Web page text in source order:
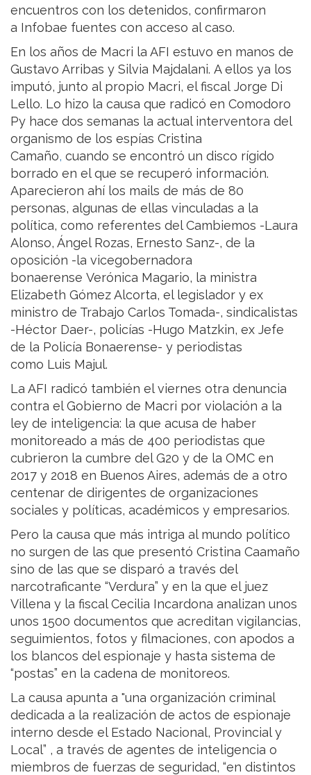
encuentros con los detenidos, confirmaron
a Infobae fuentes con acceso al caso.
En los años de Macri la AFI estuvo en manos de
Gustavo Arribas y Silvia Majdalani. A ellos ya los
imputó, junto al propio Macri, el fiscal Jorge Di
Lello. Lo hizo la causa que radicó en Comodoro
Py hace dos semanas la actual interventora del
organismo de los espías Cristina
Camaño, cuando se encontró un disco rígido
borrado en el que se recuperó información.
Aparecieron ahí los mails de más de 80
personas, algunas de ellas vinculadas a la
política, como referentes del Cambiemos -Laura
Alonso, Ángel Rozas, Ernesto Sanz-, de la
oposición -la vicegobernadora
bonaerense Verónica Magario, la ministra
Elizabeth Gómez Alcorta, el legislador y ex
ministro de Trabajo Carlos Tomada-, sindicalistas
-Héctor Daer-, policías -Hugo Matzkin, ex Jefe
de la Policía Bonaerense- y periodistas
como Luis Majul.
La AFI radicó también el viernes otra denuncia
contra el Gobierno de Macri por violación a la
ley de inteligencia: la que acusa de haber
monitoreado a más de 400 periodistas que
cubrieron la cumbre del G20 y de la OMC en
2017 y 2018 en Buenos Aires, además de a otro
centenar de dirigentes de organizaciones
sociales y políticas, académicos y empresarios.
Pero la causa que más intriga al mundo político
no surgen de las que presentó Cristina Caamaño
sino de las que se disparó a través del
narcotraficante “Verdura” y en la que el juez
Villena y la fiscal Cecilia Incardona analizan unos
unos 1500 documentos que acreditan vigilancias,
seguimientos, fotos y filmaciones, con apodos a
los blancos del espionaje y hasta sistema de
“postas” en la cadena de monitoreos.
La causa apunta a "una organización criminal
dedicada a la realización de actos de espionaje
interno desde el Estado Nacional, Provincial y
Local” , a través de agentes de inteligencia o
miembros de fuerzas de seguridad, “en distintos